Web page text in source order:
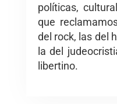
políticas,
que
del rock, las del
la del
libertino.